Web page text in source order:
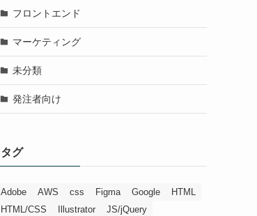
フロントエンド
マーケティング
未分類
発注者向け
タグ
Adobe AWS css Figma Google
HTML
HTML/CSS
Illustrator
JS/jQuery